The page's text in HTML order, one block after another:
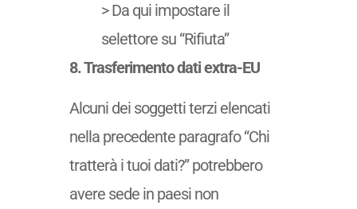
> Da qui impostare il
selettore su “Rifiuta”
8. Trasferimento dati extra-EU
Alcuni dei soggetti terzi elencati
nella precedente paragrafo “Chi
tratterà i tuoi dati?” potrebbero
avere sede in paesi non